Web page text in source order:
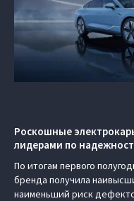
Роскошные
лидерами по
По итогам первого
бренда получила
наименьший риск